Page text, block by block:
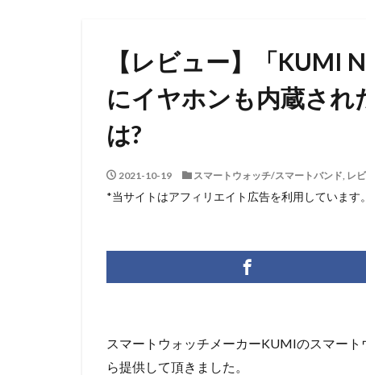
【レビュー】「KUMI
にイヤホンも内蔵さ
は?
2021-10-19 スマートウォッチ/スマートバンド, レ
*当サイトはアフィリエイト広告を利用しています。
スマートウォッチメーカーKUMIのスマー
ら提供して頂きました。